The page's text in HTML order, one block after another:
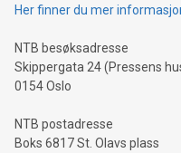
Her finner du mer
NTB besøksadresse
Skippergata 24 (Pressens
0154 Oslo
NTB postadresse
Boks 6817 St. Olavs plass